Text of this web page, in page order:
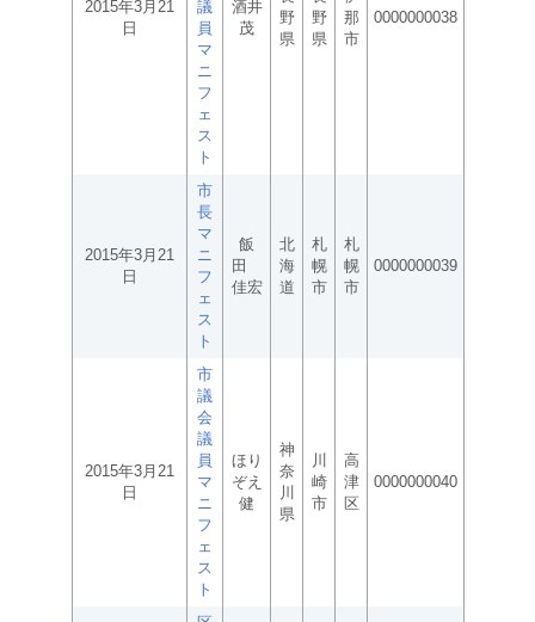
2015年3月21
日
議
員
マ
ニ
フ
ェ
ス
ト
酒井
茂
野
県
野
県
那
市
0000000038
2015年3月21
日
市
長
マ
ニ
フ
ェ
ス
ト
飯
田
佳宏
北
海
道
札
幌
市
札
幌
市
0000000039
2015年3月21
日
市
議
会
議
員
マ
ニ
フ
ェ
ス
ト
ほり
ぞえ
健
神
奈
川
県
川
崎
市
高
津
区
0000000040